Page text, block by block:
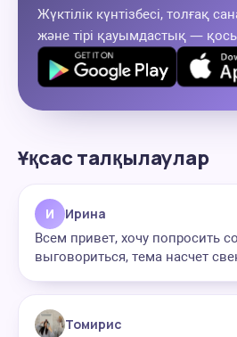
Жүктілік күнтізбесі, толғақ
және тірі қауымдастық —
Ұқсас талқылаулар
И Ирина
Всем привет, хочу попросить
выговориться, тема насчет
Томирис